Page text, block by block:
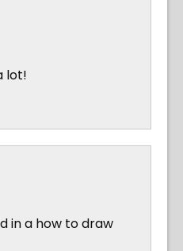
lot!
in a how to draw